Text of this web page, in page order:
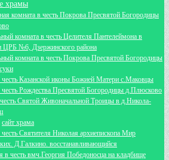
храмы
комната в честь Покрова Пресвятой Богородицы
комната в честь Целителя Пантелеймона в
ЦРБ №6, Дзержинского района
комната в честь Покрова Пресвятой Богородицы
Казанской иконы Божией Матери с.Маковцы
Рождества Пресвятой Богородицы д.Плюсково
Святой Живоначальной Троицы в д.Никола-
сайт храма
Святителя Николая архиепископа Мир
Д.Галкино. восстанавливающийся
в честь вмч.Георгия Победоносца на кладбище